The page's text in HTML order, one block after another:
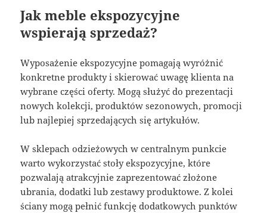
Jak meble ekspozycyjne
wspierają sprzedaż?
Wyposażenie ekspozycyjne pomagają wyróżnić
konkretne produkty i skierować uwagę klienta na
wybrane części oferty. Mogą służyć do prezentacji
nowych kolekcji, produktów sezonowych, promocji
lub najlepiej sprzedających się artykułów.
W sklepach odzieżowych w centralnym punkcie
warto wykorzystać stoły ekspozycyjne, które
pozwalają atrakcyjnie zaprezentować złożone
ubrania, dodatki lub zestawy produktowe. Z kolei
ściany mogą pełnić funkcję dodatkowych punktów